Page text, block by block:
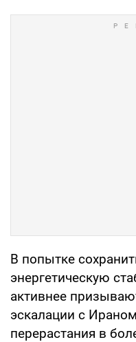
В попытке
энергетическую
активнее
эскалации с
перерастания в